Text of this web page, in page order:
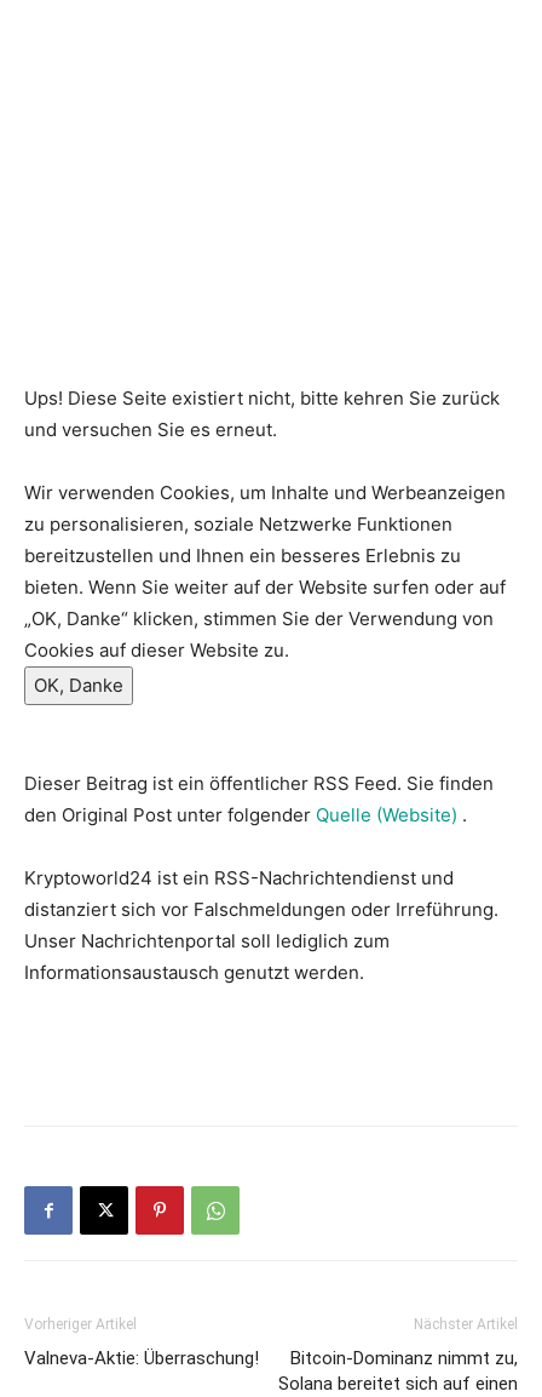
Ups! Diese Seite existiert nicht, bitte kehren Sie zurück
und versuchen Sie es erneut.
Wir verwenden Cookies, um Inhalte und Werbeanzeigen
zu personalisieren, soziale Netzwerke Funktionen
bereitzustellen und Ihnen ein besseres Erlebnis zu
bieten. Wenn Sie weiter auf der Website surfen oder auf
„OK, Danke“ klicken, stimmen Sie der Verwendung von
Cookies auf dieser Website zu.
OK, Danke
Dieser Beitrag ist ein öffentlicher RSS Feed. Sie finden
den Original Post unter folgender Quelle (Website) .
Kryptoworld24 ist ein RSS-Nachrichtendienst und
distanziert sich vor Falschmeldungen oder Irreführung.
Unser Nachrichtenportal soll lediglich zum
Informationsaustausch genutzt werden.
Vorheriger Artikel
Valneva-Aktie: Überraschung!
Nächster Artikel
Bitcoin-Dominanz nimmt zu,
Solana bereitet sich auf einen